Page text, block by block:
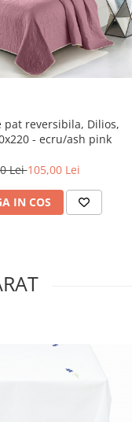
pat reversibila, Dilios,
- ecru/ash pink
Lei105,00 Lei
IN COS